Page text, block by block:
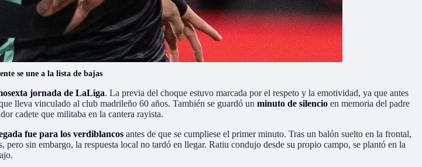
se une a la lista de bajas
jornada de LaLiga. La previa del choque estuvo marcada por el respeto y la emotividad, ya que antes
lleva vinculado al club madrileño 60 años. También se guardó un minuto de silencio en memoria del padre
cadete que militaba en la cantera rayista.
fue para los verdiblancos antes de que se cumpliese el primer minuto. Tras un balón suelto en la frontal,
sin embargo, la respuesta local no tardó en llegar. Ratiu condujo desde su propio campo, se plantó en la